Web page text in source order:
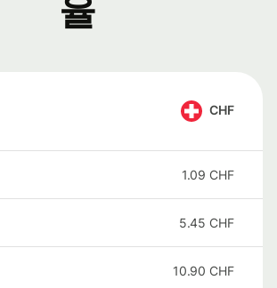
율
CHF
1.09 CHF
5.45 CHF
10.90 CHF